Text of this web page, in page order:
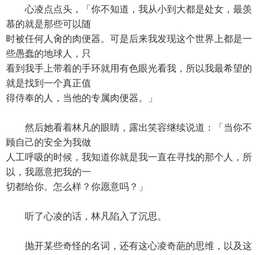
心凌点点头，「你不知道，我从小到大都是处女，最羡
慕的就是那些可以随
时被任何人肏的肉便器。可是后来我发现这个世界上都是一
些愚蠢的地球人，只
看到我手上带着的手环就用有色眼光看我，所以我最希望的
就是找到一个真正值
得侍奉的人，当他的专属肉便器。」
然后她看着林凡的眼睛，露出笑容继续说道：「当你不
顾自己的安全为我做
人工呼吸的时候，我知道你就是我一直在寻找的那个人，所
以，我愿意把我的一
切都给你。怎么样？你愿意吗？」
听了心凌的话，林凡陷入了沉思。
抛开某些奇怪的名词，还有这心凌奇葩的思维，以及这